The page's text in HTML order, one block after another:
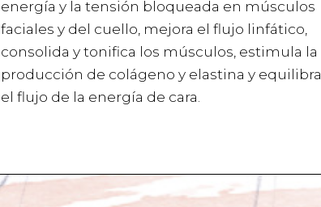
energía y la tensión bloqueada en músculos
faciales y del cuello, mejora el flujo linfático,
consolida y tonifica los músculos, estimula la
producción de colágeno y elastina y equilibra
el flujo de la energía de cara.